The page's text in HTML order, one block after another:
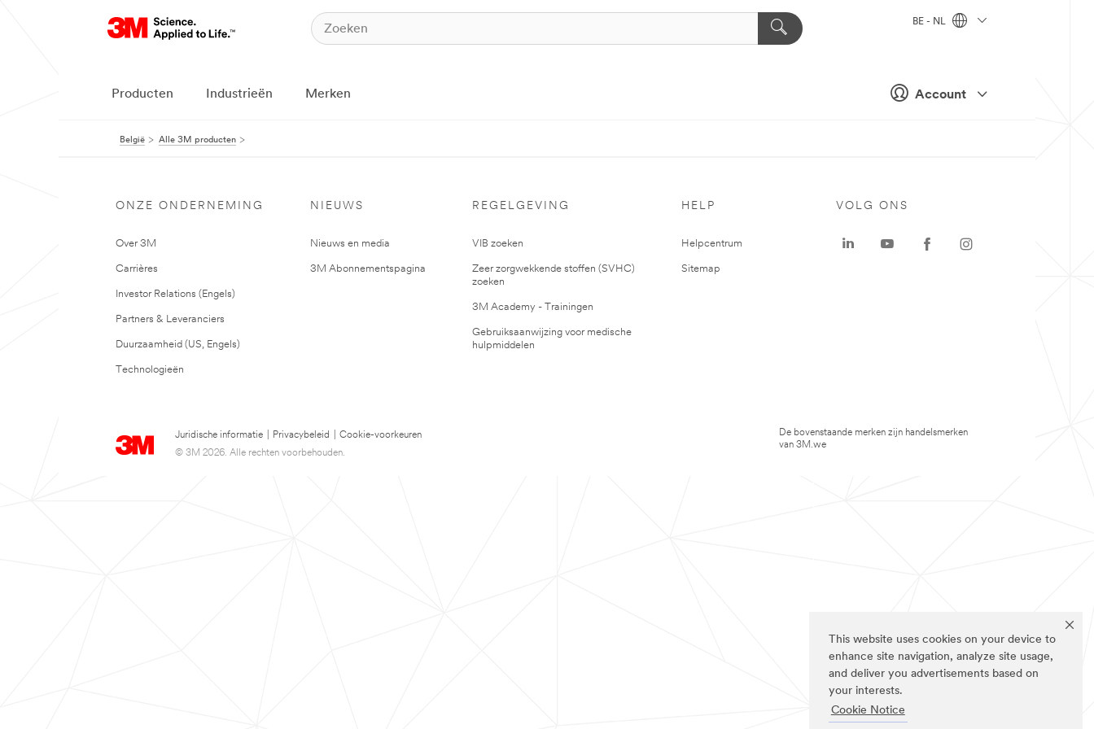
This website uses cookies on your device to
enhance site navigation, analyze site usage,
and deliver you advertisements based on
your interests.
Cookie Notice
Account
BE - NL
Producten Industrieën Merken
België Alle 3M producten
ONZE ONDERNEMING
Over 3M
Carrières
Investor Relations (Engels)
Partners & Leveranciers
Duurzaamheid (US, Engels)
Technologieën
NIEUWS
Nieuws en media
3M Abonnementspagina
REGELGEVING
VIB zoeken
Zeer zorgwekkende stoffen (SVHC)
zoeken
3M Academy - Trainingen
Gebruiksaanwijzing voor medische
hulpmiddelen
HELP
Helpcentrum
Sitemap
Juridische informatie Privacybeleid
Cookie-voorkeuren
© 3M 2026. Alle rechten voorbehouden.
VOLG ONS
De bovenstaande merken zijn handelsmerken
van 3M.we